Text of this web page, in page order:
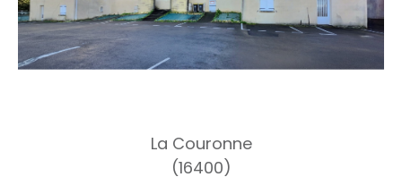
La Couronne
(16400)